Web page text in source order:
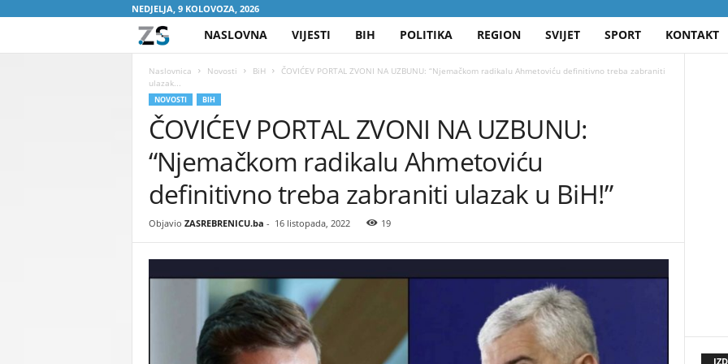
NEDJELJA, 9 KOLOVOZA, 2026
A
S
R
NASLOVNA VIJESTI BIH POLITIKA REGION SVIJET SPORT KONTAKT
Naslovnica Novosti BiH
ČOVIĆEV PORTAL ZVONI NA UZBUNU: “Njemačkom radikalu Ahmetoviću definitivno treba zabraniti
ulazak...
NOVOSTI BIH
ČOVIĆEV PORTAL ZVONI NA UZBUNU:
“Njemačkom radikalu Ahmetoviću
definitivno treba zabraniti ulazak u BiH!”
Objavio ZASREBRENICU.ba - 16 listopada, 2022 19